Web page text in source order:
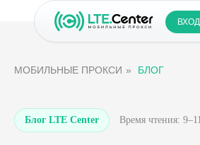
ВХОД
МОБИЛЬНЫЕ ПРОКСИ » БЛОГ
Блог LTE Center Время чтения: